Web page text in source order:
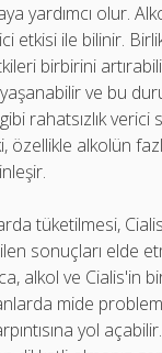
yardımcı olur.
etkisi ile bilinir.
birbirini
ve bu
rahatsızlık
özellikle alkolün
tüketilmesi,
sonuçları elde
alkol ve Cialis'in
mide
yol